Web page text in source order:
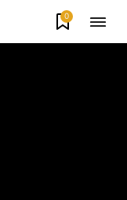
0